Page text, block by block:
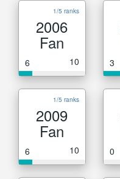
1/5 ranks
2006
Fan
6 10 3
1/5 ranks
2009
Fan
6 10 0